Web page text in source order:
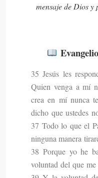
mensaje de Dios y
35 Jesús les
Quien venga a mí
crea en mí nunca
dicho que ustedes
37 Todo lo que el
ninguna manera
38 Porque yo he
voluntad del que